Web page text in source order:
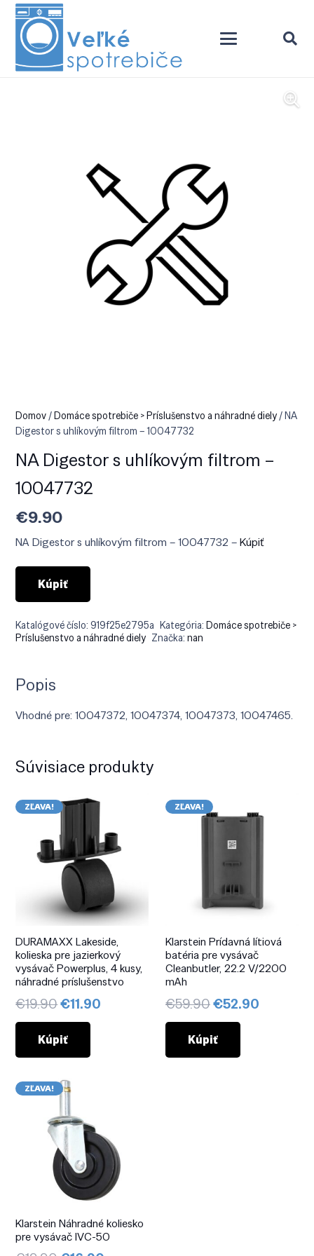
Domov/Domáce spotrebiče > Príslušenstvo a náhradné diely/ NA
Digestor s uhlíkovým filtrom – 10047732
NA Digestor s uhlíkovým filtrom –
10047732
€9.90
NA Digestor s uhlíkovým filtrom – 10047732 –Kúpiť
Kúpiť
Katalógové číslo:919f25e2795a Kategória:Domáce spotrebiče >
Príslušenstvo a náhradné diely Značka:nan
Popis
Vhodné pre: 10047372, 10047374, 10047373, 10047465.
Súvisiace produkty
ZĽAVA!
DURAMAXX Lakeside,
kolieska pre jazierkový
vysávač Powerplus, 4 kusy,
náhradné príslušenstvo
€19.90Pôvodná
cena
bola:
€19.90.
€11.90
Kúpiť
ZĽAVA!
Klarstein Prídavná lítiová
batéria pre vysávač
Cleanbutler, 22.2 V/2200
mAh
€59.90Pôvodná
cena
bola:
€59.90.
€52.90
Kúpiť
ZĽAVA!
Klarstein Náhradné koliesko
pre vysávač IVC-50